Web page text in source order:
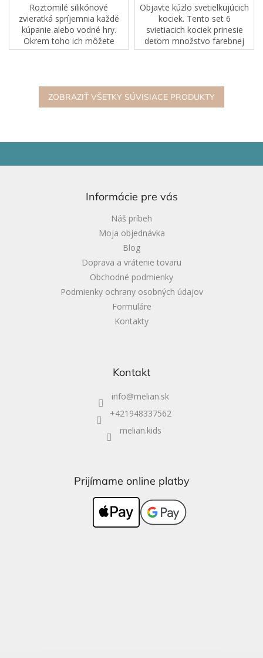
Roztomilé silikónové
zvieratká spríjemnia každé
kúpanie alebo vodné hry.
Okrem toho ich môžete
jednoducho otvoriť a naplniť
prírodné senzorické...
Objavte kúzlo svetielkujúcich
kociek. Tento set 6
svietiacich kociek prinesie
deťom množstvo farebnej
zábavy a povzbudí ich
veselý taxík, rýchly...
ZOBRAZIŤ VŠETKY SÚVISIACE PRODUKTY
Informácie pre vás
Náš príbeh
Moja objednávka
Blog
Doprava a vrátenie tovaru
Obchodné podmienky
Podmienky ochrany osobných údajov
Formuláre
Kontakty
Kontakt
info@melian.sk
+421948337562
melian.kids
Prijímame online platby